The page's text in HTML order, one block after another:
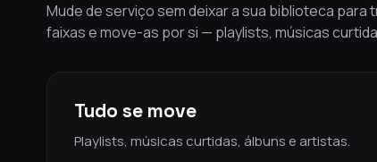
Mude de serviço sem deixar a sua biblioteca
faixas e move-as por si — playlists, músicas
Tudo se move
Playlists, músicas curtidas, álbuns e artistas.